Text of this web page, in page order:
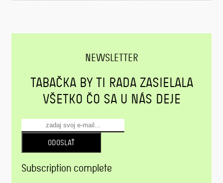
NEWSLETTER
TABAČKA BY TI RADA ZASIELALA
VŠETKO ČO SA U NÁS DEJE
ODOSLAŤ
Subscription complete